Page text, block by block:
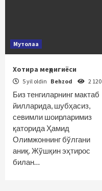
Мутолаа
Хотира меҳригиёси
5 yil oldin Behzod 2 120
Биз тенгиларнинг мактаб
йилларида, шубҳасиз,
севимли шоирларимиз
қаторида Ҳамид
Олимжоннинг бўлгани
аниқ. Жўшқин эҳтирос
билан…